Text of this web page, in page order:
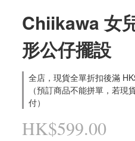
Chiikawa 女
形公仔擺設
全店，現貨全單折扣後滿
（預訂商品不能拼單，若
付）
HK$599.00